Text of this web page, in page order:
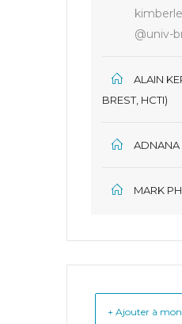
@univ-
ALAIN
BREST, HCTI)
ADNANA
MARK
+ Ajouter à